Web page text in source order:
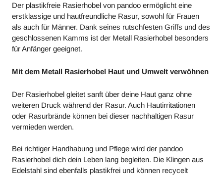
Der plastikfreie Rasierhobel von pandoo ermöglicht eine
erstklassige und hautfreundliche Rasur, sowohl für Frauen
als auch für Männer. Dank seines rutschfesten Griffs und des
geschlossenen Kamms ist der Metall Rasierhobel besonders
für Anfänger geeignet.
Mit dem Metall Rasierhobel Haut und Umwelt verwöhnen
Der Rasierhobel gleitet sanft über deine Haut ganz ohne
weiteren Druck während der Rasur. Auch Hautirritationen
oder Rasurbrände können bei dieser nachhaltigen Rasur
vermieden werden.
Bei richtiger Handhabung und Pflege wird der pandoo
Rasierhobel dich dein Leben lang begleiten. Die Klingen aus
Edelstahl sind ebenfalls plastikfrei und können recycelt